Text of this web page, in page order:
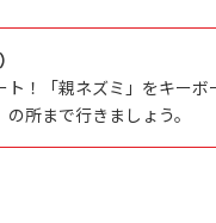
ト！「親ネズミ」をキ
所まで行きましょう。